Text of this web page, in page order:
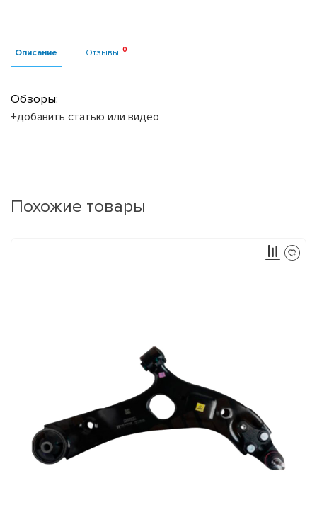
Описание Отзывы
Обзоры:
+добавить статью или видео
Похожие товары